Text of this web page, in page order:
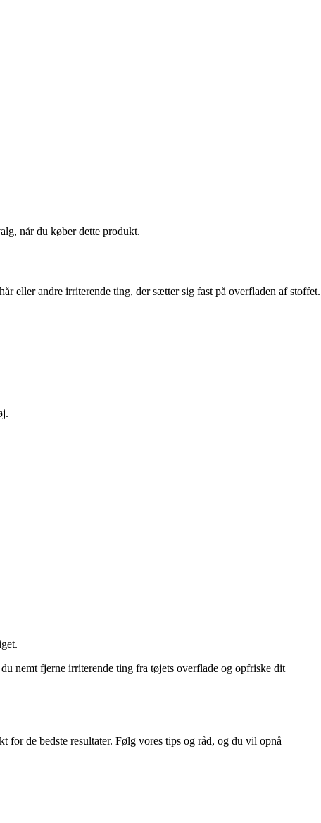
når du køber dette produkt.
eller andre irriterende ting, der sætter sig fast på overfladen af stoffet.
nemt fjerne irriterende ting fra tøjets overflade og opfriske dit
de bedste resultater. Følg vores tips og råd, og du vil opnå